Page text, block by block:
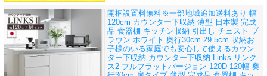
開梱設置料無料※一部地域追加送料あり 幅
120cm カウンター下収納 薄型 日本製 完成
品 食器棚 キッチン収納 引出し チェスト ブ
ラウン ホワイト 奥行30cm 29.5cm 収納お
子様のいる家庭でも安心して使えるカウン
ター下収納 カウンター下収納 Links リンク
ス2 フルフラットバージョン 120D 120幅 奥